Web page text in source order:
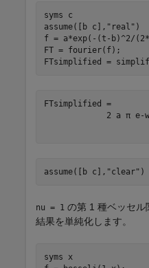
syms
c
assume([b c], "real" )
f = a*exp(-(t-b)^2/
FT = fourier(f);
FTsimplified =
2
a π e-w
assume([b c], "clear" )
nu = 1 の第 1 種ベッセル
結果を単純化します。
syms
x